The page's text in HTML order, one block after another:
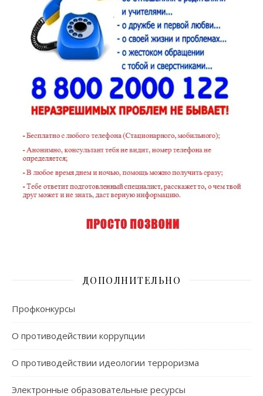
ДОПОЛНИТЕЛЬНО
Профконкурсы
О противодействии коррупции
О противодействии идеологии терроризма
Электронные образовательные ресурсы